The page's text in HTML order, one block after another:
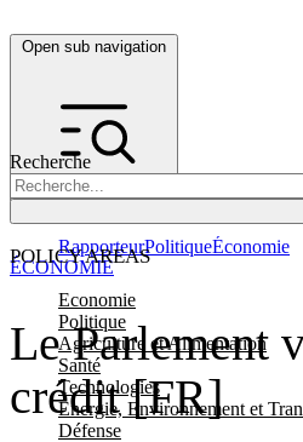
Open sub navigation
Recherche
POLICY AREAS
Economie
Politique
Agriculture et Alimentation
Santé
Technologies
Energie, Environnement et
Défense
RapporteurPolitiqueÉconomie
Le Parlement
crédit [FR]
ÉCONOMIE